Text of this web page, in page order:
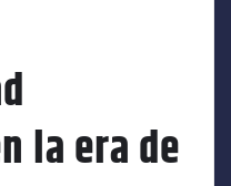
la era de